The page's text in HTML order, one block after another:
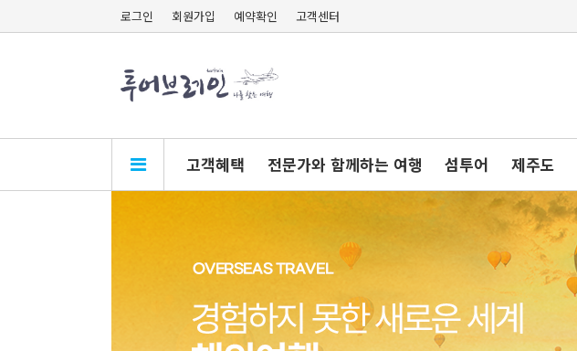
로그인 회원가입 예약확인 고객센터
고객혜택 전문가와 함께하는 여행 섬투어 제주도